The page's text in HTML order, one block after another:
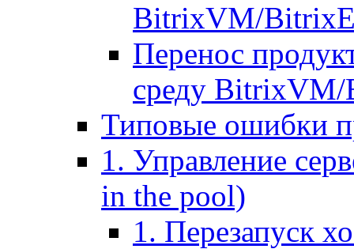
BitrixVM/
Перенос
среду
Типовые ошибки
1. Управление
in the pool)
1. Перезапуск